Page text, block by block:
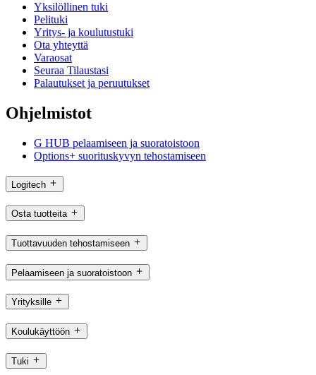
Yksilöllinen tuki
Pelituki
Yritys- ja koulutustuki
Ota yhteyttä
Varaosat
Seuraa Tilaustasi
Palautukset ja peruutukset
Ohjelmistot
G HUB pelaamiseen ja suoratoistoon
Options+ suorituskyvyn tehostamiseen
Logitech
Osta tuotteita
Tuottavuuden tehostamiseen
Pelaamiseen ja suoratoistoon
Yrityksille
Koulukäyttöön
Tuki